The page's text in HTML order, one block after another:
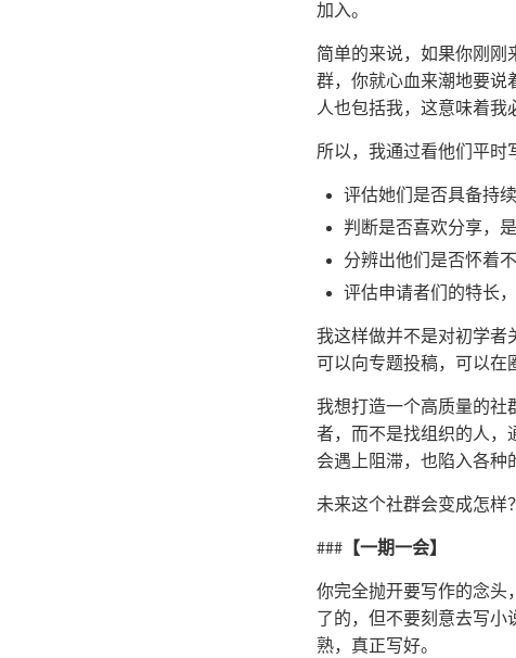
加入。
简单的来说，如果你刚刚
群，你就心血来潮地要说
人也包括我，这意味着我
所以，我通过看他们平时
评估她们是否具备持
判断是否喜欢分享，
分辨出他们是否怀着
评估申请者们的特长
我这样做并不是对初学者
可以向专题投稿，可以在
我想打造一个高质量的社
者，而不是找组织的人，
会遇上阻滞，也陷入各种
未来这个社群会变成怎样
### 【一期一会】
你完全抛开要写作的念头
了的，但不要刻意去写小
熟，真正写好。